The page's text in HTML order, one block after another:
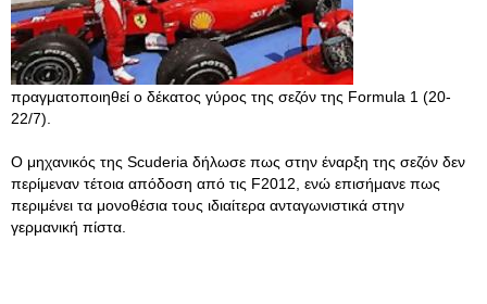
πραγματοποιηθεί ο δέκατος γύρος της σεζόν της Formula 1 (20-
22/7).
Ο μηχανικός της Scuderia δήλωσε πως στην έναρξη της σεζόν δεν
περίμεναν τέτοια απόδοση από τις F2012, ενώ επισήμανε πως
περιμένει τα μονοθέσια τους ιδιαίτερα ανταγωνιστικά στην
γερμανική πίστα.